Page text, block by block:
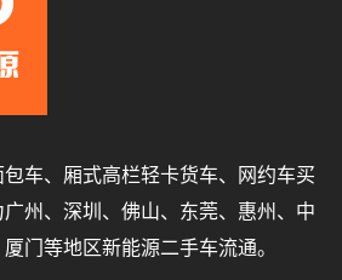
车、厢式高栏轻卡货车、网约车买
州、深圳、佛山、东莞、惠州、中
门等地区新能源二手车流通。